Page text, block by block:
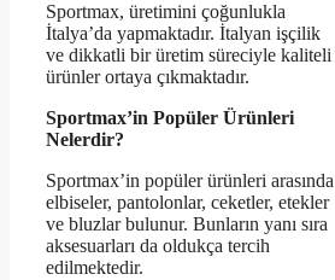
Sportmax, üretimini çoğunlukla
İtalya’da yapmaktadır. İtalyan işçilik
ve dikkatli bir üretim süreciyle kaliteli
ürünler ortaya çıkmaktadır.
Sportmax’in Popüler Ürünleri
Nelerdir?
Sportmax’in popüler ürünleri arasında
elbiseler, pantolonlar, ceketler, etekler
ve bluzlar bulunur. Bunların yanı sıra
aksesuarları da oldukça tercih
edilmektedir.